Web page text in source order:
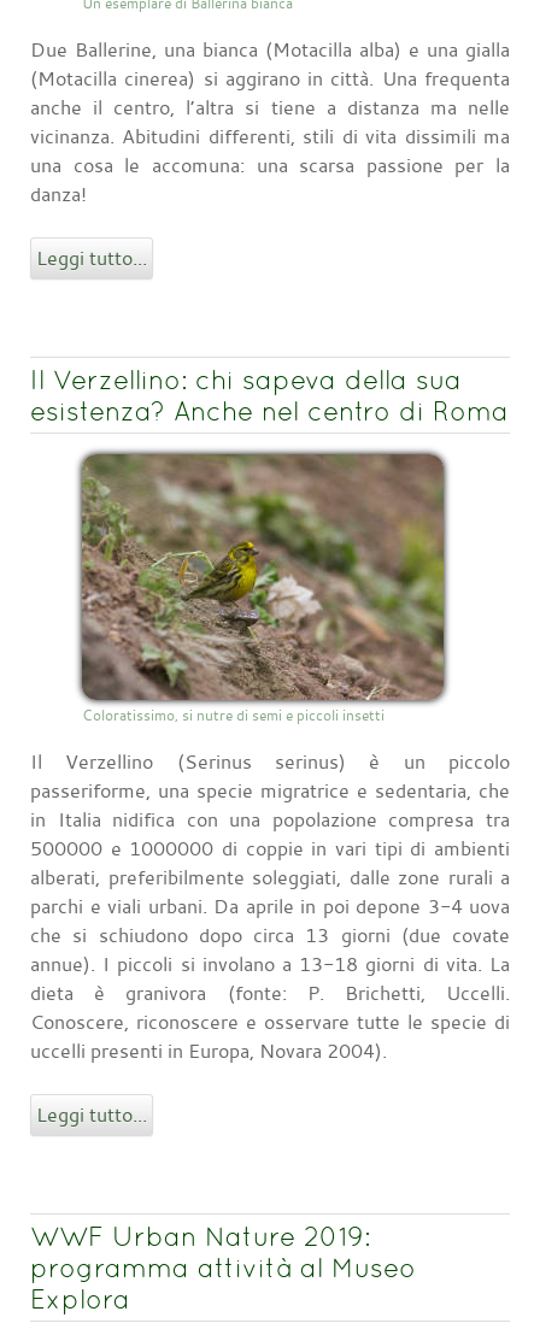
Due Ballerine, una bianca (Motacilla alba) e una gialla
(Motacilla cinerea) si aggirano in città. Una frequenta
anche il centro, l’altra si tiene a distanza ma nelle
vicinanza. Abitudini differenti, stili di vita dissimili ma
una cosa le accomuna: una scarsa passione per la
danza!
Leggi tutto...
Il Verzellino: chi sapeva della sua
esistenza? Anche nel centro di Roma
Coloratissimo, si nutre di semi e piccoli insetti
Il Verzellino (Serinus serinus) è un piccolo
passeriforme, una specie migratrice e sedentaria, che
in Italia nidifica con una popolazione compresa tra
500000 e 1000000 di coppie in vari tipi di ambienti
alberati, preferibilmente soleggiati, dalle zone rurali a
parchi e viali urbani. Da aprile in poi depone 3-4 uova
che si schiudono dopo circa 13 giorni (due covate
annue). I piccoli si involano a 13-18 giorni di vita. La
dieta è granivora (fonte: P. Brichetti, Uccelli.
Conoscere, riconoscere e osservare tutte le specie di
uccelli presenti in Europa, Novara 2004).
Leggi tutto...
WWF Urban Nature 2019:
programma attività al Museo
Explora